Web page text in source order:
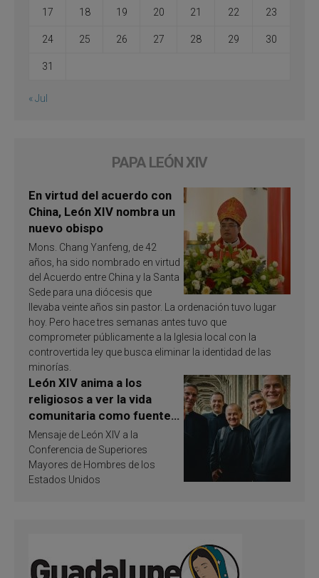
17 18 19 20 21 22 23
24 25 26 27 28 29 30
31
« Jul
PAPA LEÓN XIV
En virtud del acuerdo con
China, León XIV nombra un
nuevo obispo
Mons. Chang Yanfeng, de 42
años, ha sido nombrado en virtud
del Acuerdo entre China y la Santa
Sede para una diócesis que
llevaba veinte años sin pastor. La ordenación tuvo lugar
hoy. Pero hace tres semanas antes tuvo que
comprometer públicamente a la Iglesia local con la
controvertida ley que busca eliminar la identidad de las
minorías.
León XIV anima a los
religiosos a ver la vida
comunitaria como fuente
de inspiración y
santificación
Mensaje de León XIV a la
Conferencia de Superiores
Mayores de Hombres de los
Estados Unidos